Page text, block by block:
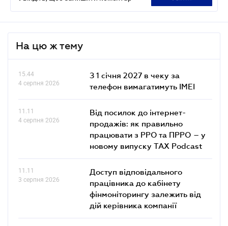
На цю ж тему
15.44
4 серпня 2026
З 1 січня 2027 в чеку за
телефон вимагатимуть IMEI
11.11
4 серпня 2026
Від посилок до інтернет-
продажів: як правильно
працювати з РРО та ПРРО – у
новому випуску TAX Podcast
11.11
3 серпня 2026
Доступ відповідального
працівника до кабінету
фінмоніторингу залежить від
дій керівника компанії